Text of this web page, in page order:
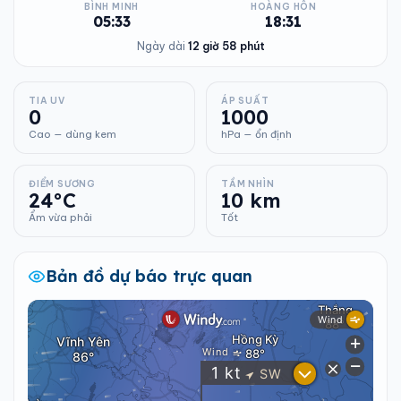
BÌNH MINH
05:33
HOÀNG HÔN
18:31
Ngày dài 12 giờ 58 phút
TIA UV
0
Cao — dùng kem
ÁP SUẤT
1000
hPa — ổn định
ĐIỂM SƯƠNG
24°C
Ẩm vừa phải
TẦM NHÌN
10 km
Tốt
Bản đồ dự báo trực quan